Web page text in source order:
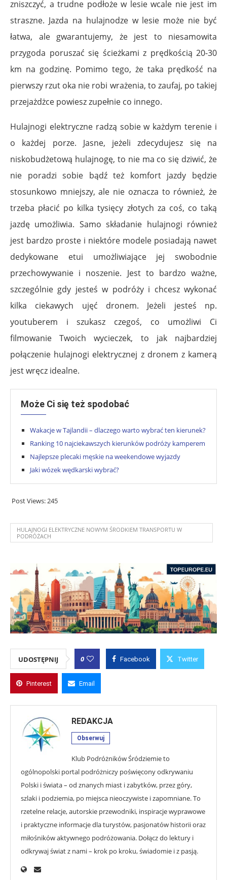
zniszczyć, a trudne podłoże w lesie wcale nie jest im
straszne. Jazda na hulajnodze w lesie może nie być
łatwa, ale gwarantujemy, że jest to niesamowita
przygoda poruszać się ścieżkami z prędkością 20-30
km na godzinę. Pomimo tego, że taka prędkość na
pierwszy rzut oka nie robi wrażenia, to zaufaj, po takiej
przejażdżce powiesz zupełnie co innego.
Hulajnogi elektryczne radzą sobie w każdym terenie i
o każdej porze. Jasne, jeżeli zdecydujesz się na
niskobudżetową hulajnogę, to nie ma co się dziwić, że
nie poradzi sobie bądź też komfort jazdy będzie
stosunkowo mniejszy, ale nie oznacza to również, że
trzeba płacić po kilka tysięcy złotych za coś, co taką
jazdę umożliwia. Samo składanie hulajnogi również
jest bardzo proste i niektóre modele posiadają nawet
dedykowane etui umożliwiające jej swobodnie
przechowywanie i noszenie. Jest to bardzo ważne,
szczególnie gdy jesteś w podróży i chcesz wykonać
kilka ciekawych ujęć dronem. Jeżeli jesteś np.
youtuberem i szukasz czegoś, co umożliwi Ci
filmowanie Twoich wycieczek, to jak najbardziej
połączenie hulajnogi elektrycznej z dronem z kamerą
jest wręcz idealne.
Może Ci się też spodobać
Wakacje w Tajlandii – dlaczego warto wybrać ten kierunek?
Ranking 10 najciekawszych kierunków podróży kamperem
Najlepsze plecaki męskie na weekendowe wyjazdy
Jaki wózek wędkarski wybrać?
Post Views:245
HULAJNOGI ELEKTRYCZNE NOWYM ŚRODKIEM TRANSPORTU W
PODRÓŻACH
UDOSTĘPNIJ 0 Facebook Twitter
Pinterest Email
REDAKCJA
Obserwuj
Klub Podróżników Śródziemie to
ogólnopolski portal podróżniczy poświęcony odkrywaniu
Polski i świata – od znanych miast i zabytków, przez góry,
szlaki i podziemia, po miejsca nieoczywiste i zapomniane. To
rzetelne relacje, autorskie przewodniki, inspiracje wyprawowe
i praktyczne informacje dla turystów, pasjonatów historii oraz
miłośników aktywnego podróżowania. Dołącz do lektury i
odkrywaj świat z nami – krok po kroku, świadomie i z pasją.